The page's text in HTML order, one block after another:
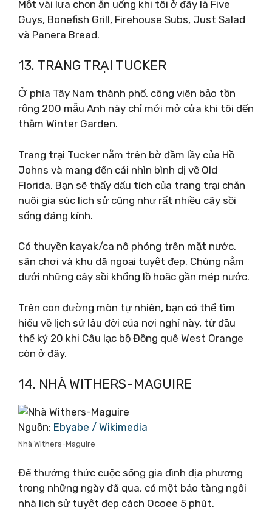
Một vài lựa chọn ăn uống khi tôi ở đây là Five
Guys, Bonefish Grill, Firehouse Subs, Just Salad
và Panera Bread.
13. TRANG TRẠI TUCKER
Ở phía Tây Nam thành phố, công viên bảo tồn
rộng 200 mẫu Anh này chỉ mới mở cửa khi tôi đến
thăm Winter Garden.
Trang trại Tucker nằm trên bờ đầm lầy của Hồ
Johns và mang đến cái nhìn bình dị về Old
Florida. Bạn sẽ thấy dấu tích của trang trại chăn
nuôi gia súc lịch sử cũng như rất nhiều cây sồi
sống đáng kính.
Có thuyền kayak/ca nô phóng trên mặt nước,
sân chơi và khu dã ngoại tuyệt đẹp. Chúng nằm
dưới những cây sồi khổng lồ hoặc gần mép nước.
Trên con đường mòn tự nhiên, bạn có thể tìm
hiểu về lịch sử lâu đời của nơi nghỉ này, từ đầu
thế kỷ 20 khi Câu lạc bộ Đồng quê West Orange
còn ở đây.
14. NHÀ WITHERS-MAGUIRE
Nguồn: Ebyabe / Wikimedia
Nhà Withers-Maguire
Để thưởng thức cuộc sống gia đình địa phương
trong những ngày đã qua, có một bảo tàng ngôi
nhà lịch sử tuyệt đẹp cách Ocoee 5 phút.